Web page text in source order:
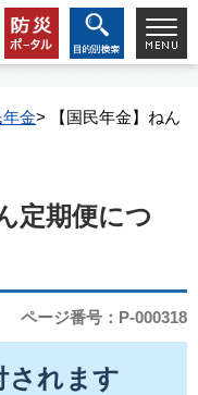
金> 【国民年金】ねん
定期便につ
ページ番号：P-000318
されます